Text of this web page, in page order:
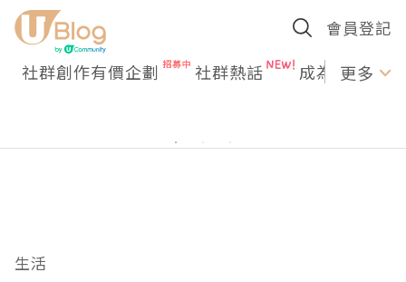
會員登記
社群創作有價企劃 社群熱話 成為U更多
生活